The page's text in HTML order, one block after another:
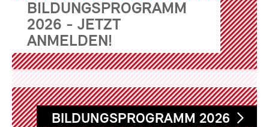
BILDUNGSPROGRAMM
2026 - JETZT
ANMELDEN!
BILDUNGSPROGRAMM 2026